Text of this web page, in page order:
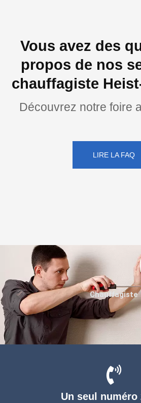
Vous avez des
propos de nos
chauffagiste
Découvrez notre foire
LIRE LA FAQ
Un seul numéro
Chauffagiste